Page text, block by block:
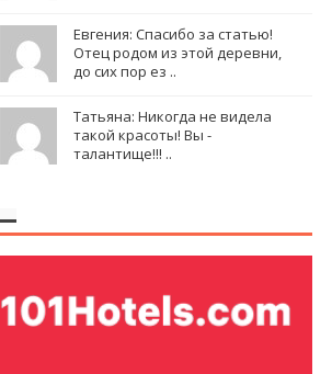
Евгения: Спасибо за статью!
Отец родом из этой деревни,
до сих пор ез ..
Татьяна: Никогда не видела
такой красоты! Вы -
талантище!!! ..